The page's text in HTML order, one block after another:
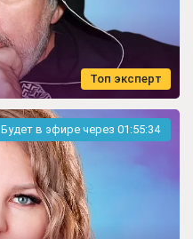
Топ эксперт
Будет в эфире через 01:55:32